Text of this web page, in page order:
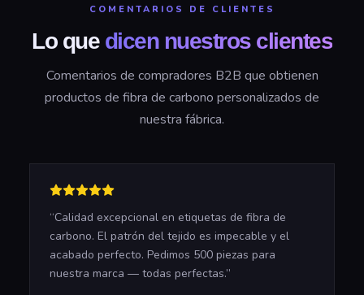
COMENTARIOS DE CLIENTES
Lo que dicen nuestros clientes
Comentarios de compradores B2B que obtienen
productos de fibra de carbono personalizados de
nuestra fábrica.
“Calidad excepcional en etiquetas de fibra de
carbono. El patrón del tejido es impecable y el
acabado perfecto. Pedimos 500 piezas para
nuestra marca — todas perfectas.”